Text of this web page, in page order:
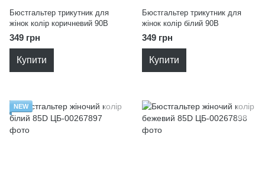
Бюстгальтер трикутник для
жінок колір коричневий 90B
349 грн
Купити
Бюстгальтер трикутник для
жінок колір білий 90B
349 грн
Купити
NEW